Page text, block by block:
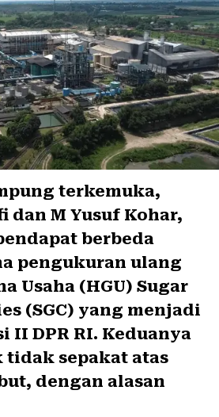
terkemuka,
dan M Yusuf Kohar,
berbeda
pengukuran ulang
Usaha (HGU) Sugar
(SGC) yang menjadi
II DPR RI. Keduanya
tidak sepakat atas
dengan alasan